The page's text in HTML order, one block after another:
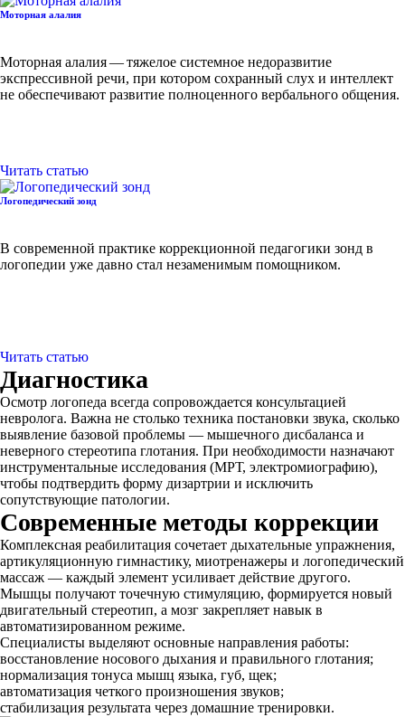
Моторная алалия
Моторная алалия — тяжелое системное недоразвитие
экспрессивной речи, при котором сохранный слух и интеллект
не обеспечивают развитие полноценного вербального общения.
Читать статью
Логопедический зонд
В современной практике коррекционной педагогики зонд в
логопедии уже давно стал незаменимым помощником.
Читать статью
Диагностика
Осмотр логопеда всегда сопровождается консультацией
невролога. Важна не столько техника постановки звука, сколько
выявление базовой проблемы — мышечного дисбаланса и
неверного стереотипа глотания. При необходимости назначают
инструментальные исследования (МРТ, электромиографию),
чтобы подтвердить форму дизартрии и исключить
сопутствующие патологии.
Современные методы коррекции
Комплексная реабилитация сочетает дыхательные упражнения,
артикуляционную гимнастику, миотренажеры и логопедический
массаж — каждый элемент усиливает действие другого.
Мышцы получают точечную стимуляцию, формируется новый
двигательный стереотип, а мозг закрепляет навык в
автоматизированном режиме.
Специалисты выделяют основные направления работы:
восстановление носового дыхания и правильного глотания;
нормализация тонуса мышц языка, губ, щек;
автоматизация четкого произношения звуков;
стабилизация результата через домашние тренировки.